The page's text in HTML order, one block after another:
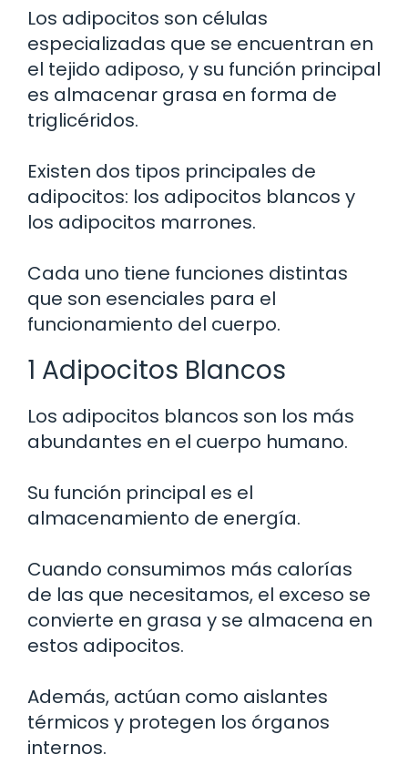
Los adipocitos son células
especializadas que se encuentran en
el tejido adiposo, y su función principal
es almacenar grasa en forma de
triglicéridos.
Existen dos tipos principales de
adipocitos: los adipocitos blancos y
los adipocitos marrones.
Cada uno tiene funciones distintas
que son esenciales para el
funcionamiento del cuerpo.
1 Adipocitos Blancos
Los adipocitos blancos son los más
abundantes en el cuerpo humano.
Su función principal es el
almacenamiento de energía.
Cuando consumimos más calorías
de las que necesitamos, el exceso se
convierte en grasa y se almacena en
estos adipocitos.
Además, actúan como aislantes
térmicos y protegen los órganos
internos.